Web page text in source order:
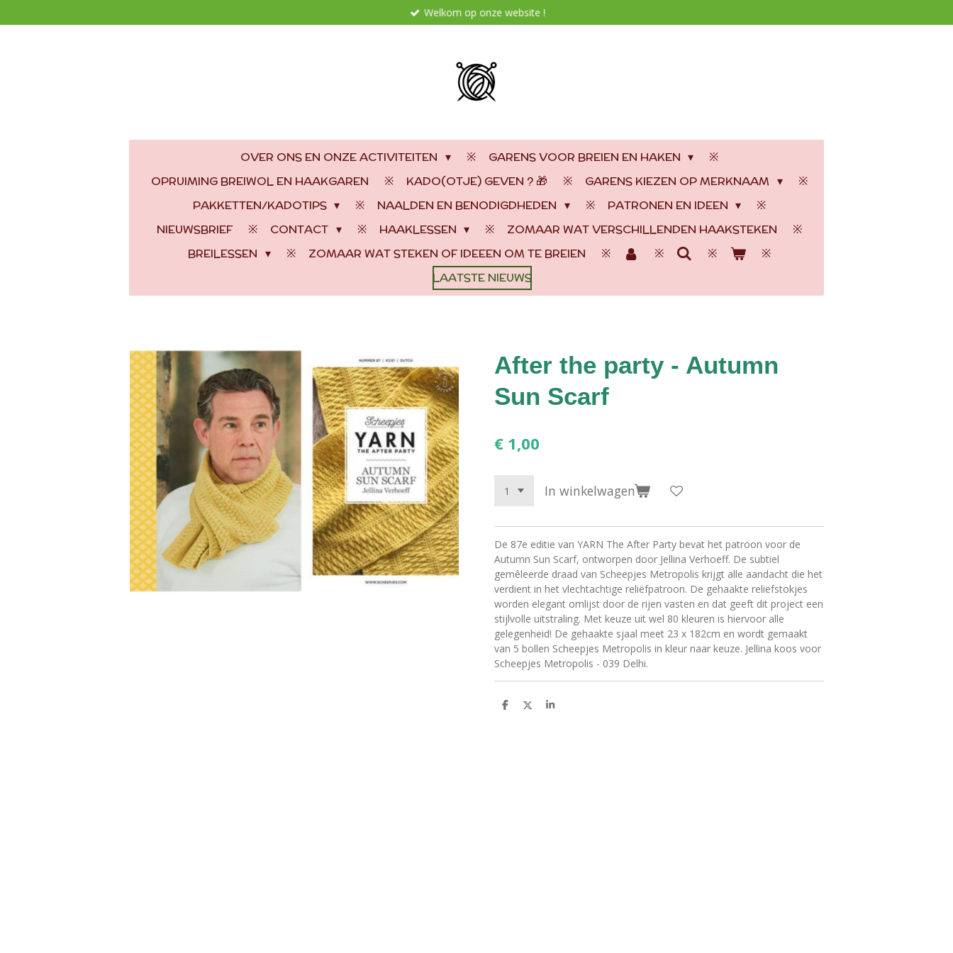
direct
Welkom op onze website !
OVER ONS EN ONZE ACTIVITEITEN
GARENS VOOR BREIEN EN HAKEN
OPRUIMING BREIWOL EN HAAKGAREN
KADO(OTJE) GEVEN ? 🎁
GARENS KIEZEN OP MERKNAAM
PAKKETTEN/KADOTIPS
NAALDEN EN BENODIGDHEDEN
PATRONEN EN IDEEN
NIEUWSBRIEF
CONTACT HAAKLESSEN
ZOMAAR WAT VERSCHILLENDEN HAAKSTEKEN
BREILESSEN
ZOMAAR WAT STEKEN OF IDEEEN OM TE BREIEN
LAATSTE NIEUWS
After the party - Autumn
Sun Scarf
€ 1,00
In winkelwagen
De 87e editie van YARN The After Party bevat het patroon voor de
Autumn Sun Scarf, ontworpen door Jellina Verhoeff. De subtiel
gemêleerde draad van Scheepjes Metropolis krijgt alle aandacht die het
verdient in het vlechtachtige reliëfpatroon. De gehaakte reliëfstokjes
worden elegant omlijst door de rijen vasten en dat geeft dit project een
stijlvolle uitstraling. Met keuze uit wel 80 kleuren is hiervoor alle
gelegenheid! De gehaakte sjaal meet 23 x 182cm en wordt gemaakt
van 5 bollen Scheepjes Metropolis in kleur naar keuze. Jellina koos voor
Scheepjes Metropolis - 039 Delhi.
D
D
S